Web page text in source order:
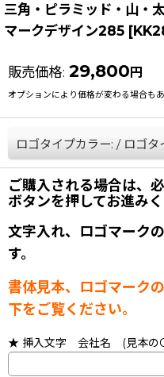
三角・ピラミッド・山・
マークデザイン285 [
販売価格: 29,800 円
オプションにより価格が変わる場合もあ
ロゴタイプカラー: / ロゴタ
ご購入される場合は、
ボタンを押してお進みく
文字入れ、ロゴマーク
す。
書体見本、ロゴマーク
下をご覧ください。
★ 挿入文字 会社名 (見本の